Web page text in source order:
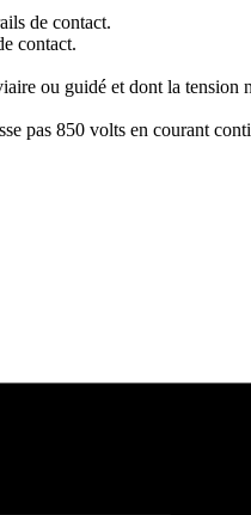
de contact.
contact.
ou guidé et dont la tension
pas 850 volts en courant